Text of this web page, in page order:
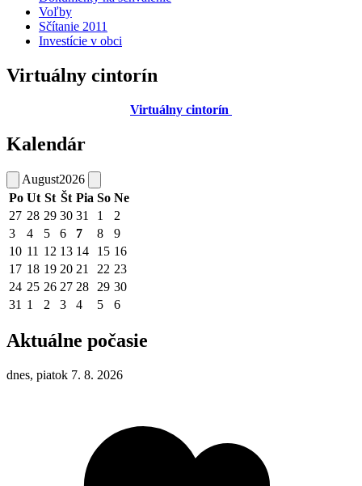
Voľby
Sčítanie 2011
Investície v obci
Virtuálny cintorín
Virtuálny cintorín
Kalendár
August2026
Po Ut St Št Pia So Ne
27 28 29 30 31 1
2
3
4 5 6 7 8
9
10 11 12 13 14 15 16
17 18 19 20 21 22 23
24 25 26 27 28 29 30
31 1 2 3 4 5 6
Aktuálne počasie
dnes, piatok 7. 8. 2026